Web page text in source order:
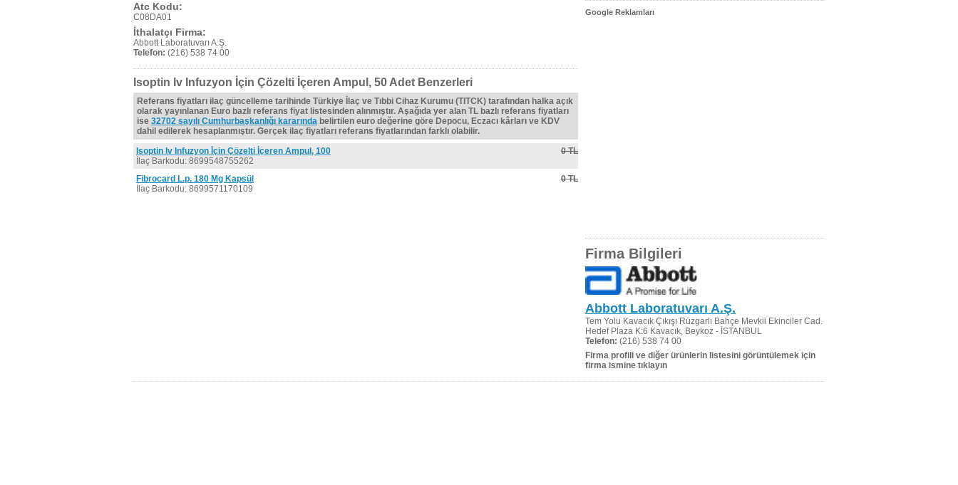
Atc Kodu:
C08DA01
İthalatçı Firma:
Abbott Laboratuvarı A.Ş.
Telefon: (216) 538 74 00
Isoptin Iv Infuzyon İçin Çözelti İçeren Ampul, 50 Adet Benzerleri
Referans fiyatları ilaç güncelleme tarihinde Türkiye İlaç ve Tıbbi Cihaz Kurumu (TITCK) tarafından halka açık
olarak yayınlanan Euro bazlı referans fiyat listesinden alınmıştır. Aşağıda yer alan TL bazlı referans fiyatları
ise 32702 sayılı Cumhurbaşkanlığı kararında belirtilen euro değerine göre Depocu, Eczacı kârları ve KDV
dahil edilerek hesaplanmıştır. Gerçek ilaç fiyatları referans fiyatlarından farklı olabilir.
Isoptin Iv Infuzyon İçin Çözelti İçeren Ampul, 100
İlaç Barkodu: 8699548755262
0 TL
Fibrocard L.p. 180 Mg Kapsül
İlaç Barkodu: 8699571170109
0 TL
Google Reklamları
Firma Bilgileri
Abbott Laboratuvarı A.Ş.
Tem Yolu Kavacık Çıkışı Rüzgarlı Bahçe Mevkii Ekinciler Cad.
Hedef Plaza K:6 Kavacık, Beykoz - İSTANBUL
Telefon: (216) 538 74 00
Firma profili ve diğer ürünlerin listesini görüntülemek için
firma ismine tıklayın